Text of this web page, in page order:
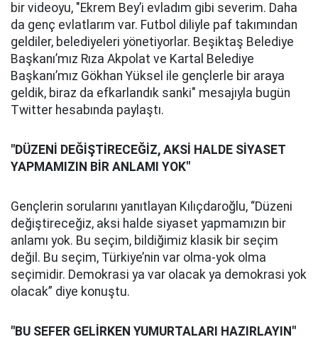
bir videoyu, "Ekrem Bey’i evladım gibi severim. Daha
da genç evlatlarım var. Futbol diliyle paf takımından
geldiler, belediyeleri yönetiyorlar. Beşiktaş Belediye
Başkanı’mız Rıza Akpolat ve Kartal Belediye
Başkanı’mız Gökhan Yüksel ile gençlerle bir araya
geldik, biraz da efkarlandık sanki" mesajıyla bugün
Twitter hesabında paylaştı.
"DÜZENİ DEĞİŞTİRECEĞİZ, AKSİ HALDE SİYASET
YAPMAMIZIN BİR ANLAMI YOK"
Gençlerin sorularını yanıtlayan Kılıçdaroğlu, “Düzeni
değiştireceğiz, aksi halde siyaset yapmamızın bir
anlamı yok. Bu seçim, bildiğimiz klasik bir seçim
değil. Bu seçim, Türkiye’nin var olma-yok olma
seçimidir. Demokrasi ya var olacak ya demokrasi yok
olacak” diye konuştu.
"BU SEFER GELİRKEN YUMURTALARI HAZIRLAYIN"